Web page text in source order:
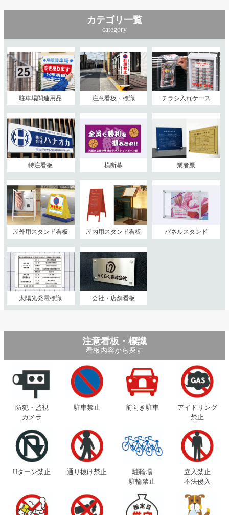
カテゴリ一覧
category
駐車場関連用品 注意看板・標識 チラシ入れケース
特注看板 横断幕 業者票
屋外用スタンド看板 屋内用スタンド看板 パネルスタンド
太陽光発電標識 会社・店舗看板
注意看板・標識
看板内容から探す
防犯・監視
カメラ
駐車禁止 前向き駐車
アイドリング
禁止
Uターン禁止 通り抜け禁止
駐輪場
駐輪禁止
立入禁止
不法侵入